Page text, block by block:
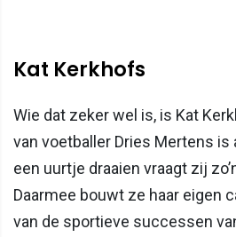
Kat Kerkhofs
Wie dat zeker wel is, is Kat
van voetballer Dries Mertens is
een uurtje draaien vraagt zij
Daarmee bouwt ze haar eigen
van de sportieve successen